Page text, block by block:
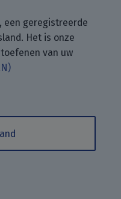
een geregistreerde
Het is onze
van uw
blogposts met
via Matrix.